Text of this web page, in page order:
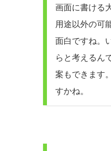
画面に書ける
用途以外の可
面白ですね。
らと考えるん
案もできます
すかね。